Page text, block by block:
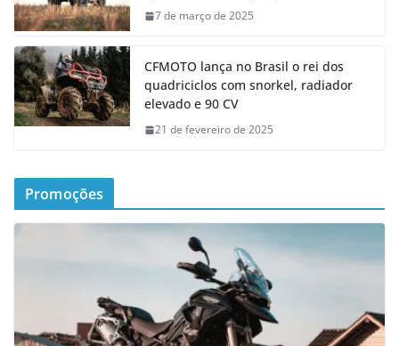
7 de março de 2025
CFMOTO lança no Brasil o rei dos
quadriciclos com snorkel, radiador
elevado e 90 CV
21 de fevereiro de 2025
Promoções